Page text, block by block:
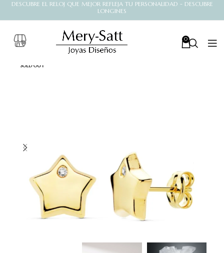
DESCUBRE EL RELOJ QUE MEJOR REFLEJA TU PERSONALIDAD - DESCUBRE
LONGINES
0
SOLD OUT